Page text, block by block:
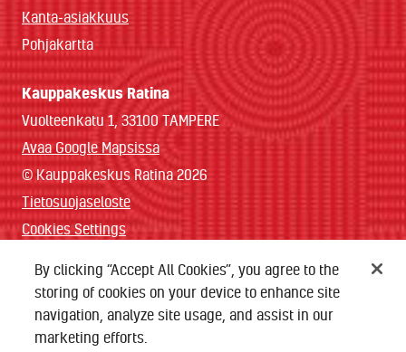
Kanta-asiakkuus
Pohjakartta
Kauppakeskus Ratina
Vuolteenkatu 1, 33100 TAMPERE
Avaa Google Mapsissa
© Kauppakeskus Ratina 2026
Tietosuojaseloste
Cookies Settings
Lataa sovellus
Tilaa uutiskirje
By clicking “Accept All Cookies”, you agree to the
storing of cookies on your device to enhance site
navigation, analyze site usage, and assist in our
marketing efforts.